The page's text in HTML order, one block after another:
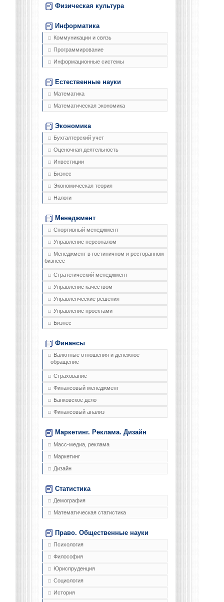
Физическая культура
Информатика
Коммуникации и связь
Программирование
Информационные системы
Естественные науки
Математика
Математическая экономика
Экономика
Бухгалтерский учет
Оценочная деятельность
Инвестиции
Бизнес
Экономическая теория
Налоги
Менеджмент
Спортивный менеджмент
Управление персоналом
Менеджмент в гостиничном и ресторанном
бизнесе
Стратегический менеджмент
Управление качеством
Управленческие решения
Управление проектами
Бизнес
Финансы
Валютные отношения и денежное
обращение
Страхование
Финансовый менеджмент
Банковское дело
Финансовый анализ
Маркетинг. Реклама. Дизайн
Масс-медиа, реклама
Маркетинг
Дизайн
Статистика
Демография
Математическая статистика
Право. Общественные науки
Психология
Философия
Юриспруденция
Социология
История